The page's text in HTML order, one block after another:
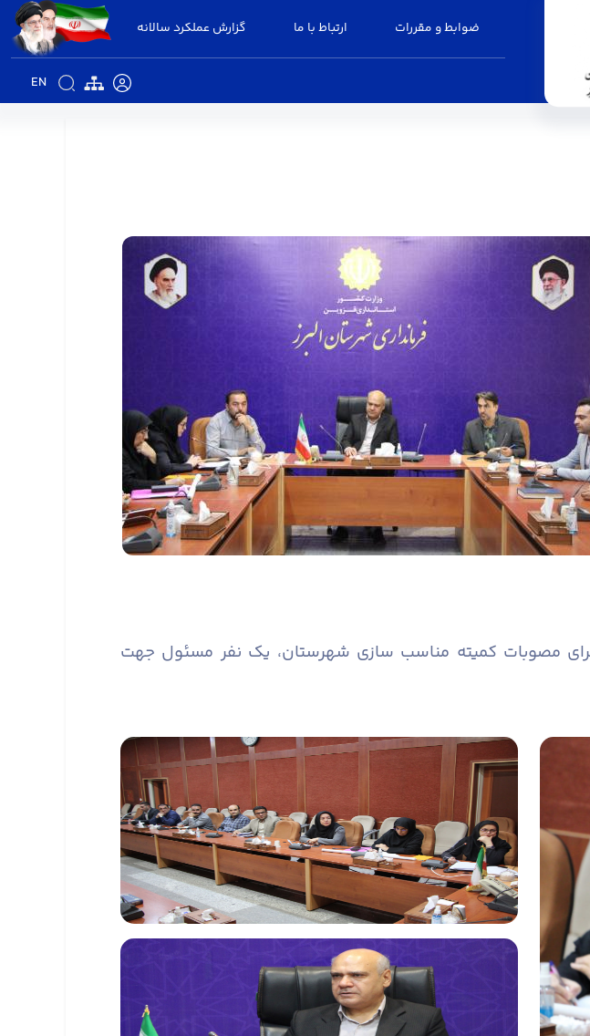
ضوابط و مقررات ارتباط با ما گزارش عملکرد سالانه
EN
مصوبات کمیته مناسب سازی شهرستان، یک نفر مسئول جهت